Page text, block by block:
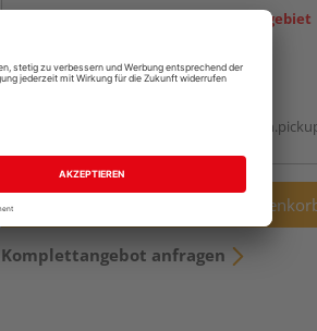
Ihr Standort ist nicht im Liefergebiet
Beim Händler abholen
In den
Komplettangebot anfragen